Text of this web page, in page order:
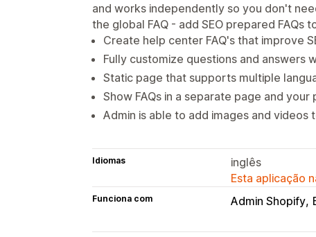
and works independently so you don't
the global FAQ - add SEO prepared
Create help center FAQ's that improve
Fully customize questions and answers
Static page that supports multiple
Show FAQs in a separate page and
Admin is able to add images and videos
Idiomas
inglês
Esta aplicação
Funciona com Admin Shopify